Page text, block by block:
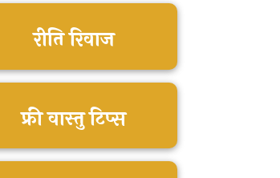
रीति रिवाज
फ्री वास्तु टिप्स